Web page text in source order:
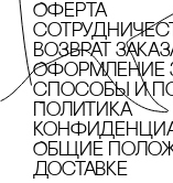
Оферта
Возврат
Оформление
cпособы и
Политика
Общие
доставке